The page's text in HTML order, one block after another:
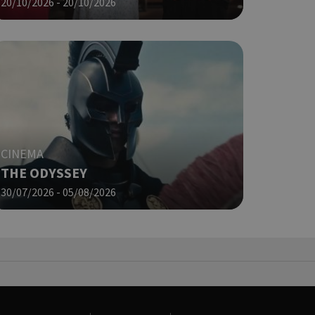
CINEMA
THE ODYSSEY
30/07/2026 - 05/08/2026
που
για ένα
είναι
ο
ένα καλό
δηλαδή να
push down
διάκριση